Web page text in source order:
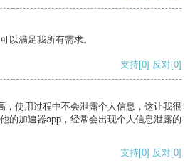
以满足我所有需求。
支持[0] 反对[0]
，使用过程中不会泄露个人信息，这让我很
的加速器app，经常会出现个人信息泄露的
支持[0] 反对[0]